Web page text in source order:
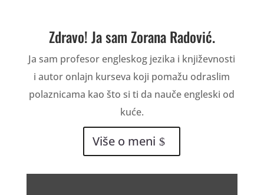
Zdravo! Ja sam Zorana Radović.
Ja sam profesor engleskog jezika i književnosti
i autor onlajn kurseva koji pomažu odraslim
polaznicama kao što si ti da nauče engleski od
kuće.
Više o meni